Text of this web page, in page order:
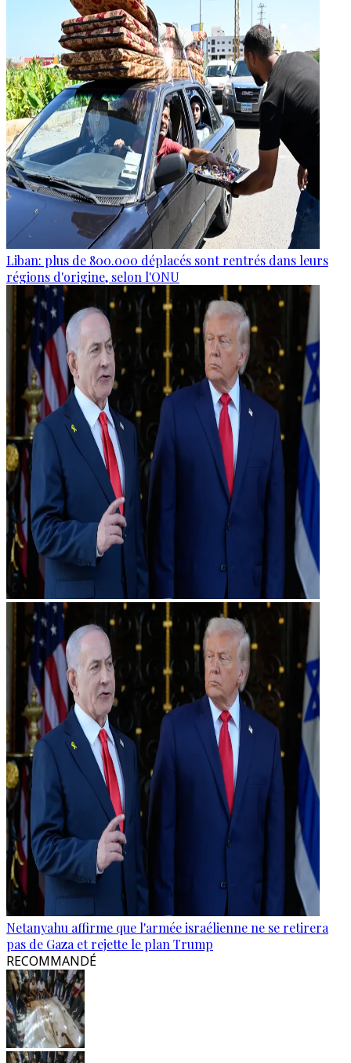
Liban: plus de 800.000 déplacés sont rentrés dans leurs
régions d'origine, selon l'ONU
Netanyahu affirme que l'armée israélienne ne se retirera
pas de Gaza et rejette le plan Trump
RECOMMANDÉ